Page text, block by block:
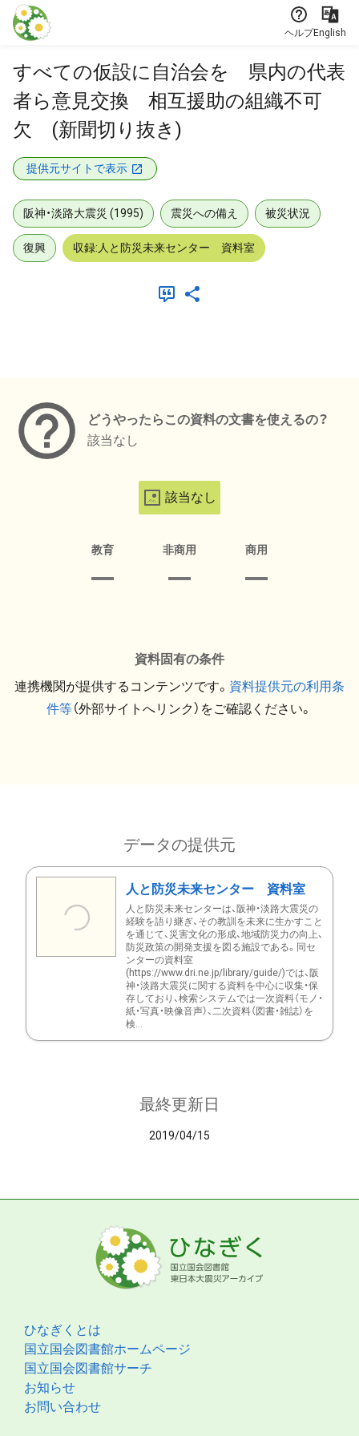
本文に飛ぶ
ヘルプEnglish
すべての仮設に自治会を 県内の代表
者ら意見交換 相互援助の組織不可
欠 (新聞切り抜き)
提供元サイトで表示
阪神・淡路大震災 (1995) 震災への備え 被災状況
復興 収録:人と防災未来センター 資料室
どうやったらこの資料の文書を使えるの？
該当なし
該当なし
教育 非商用 商用
資料固有の条件
連携機関が提供するコンテンツです。 資料提供元の利用条
件等（外部サイトへリンク）をご確認ください。
データの提供元
人と防災未来センター 資料室
人と防災未来センターは、阪神・淡路大震災の
経験を語り継ぎ、その教訓を未来に生かすこと
を通じて、災害文化の形成、地域防災力の向上、
防災政策の開発支援を図る施設である。同セ
ンターの資料室
(https://www.dri.ne.jp/library/guide/)では、阪
神・淡路大震災に関する資料を中心に収集・保
存しており、検索システムでは一次資料（モノ・
紙・写真・映像音声）、二次資料（図書・雑誌）を
検...
最終更新日
2019/04/15
ひなぎくとは
国立国会図書館ホームページ
国立国会図書館サーチ
お知らせ
お問い合わせ